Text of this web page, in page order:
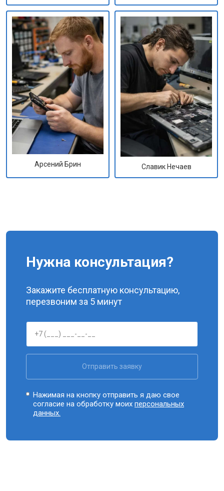
Арсений Брин Славик Нечаев
Нужна консультация?
Закажите бесплатную консультацию,
перезвоним за 5 минут
Отправить заявку
Нажимая на кнопку отправить я даю свое
согласие на обработку моихперсональных
данных.